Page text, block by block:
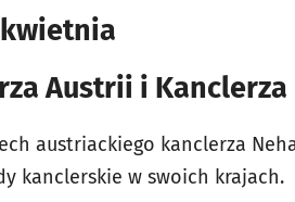
kwietnia
Austrii i
austriackiego kanclerza
kanclerskie w swoich krajach.